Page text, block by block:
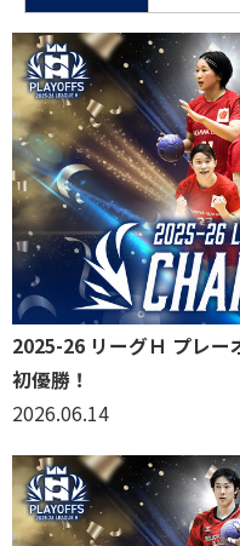
2025-26 リーグＨ プレ
初優勝！
2026.06.14